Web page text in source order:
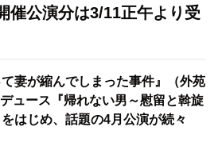
催公演分は3/11正午より受
妻が縮んでしまった事件』（外苑
ュース『帰れない男～慰留と斡旋
はじめ、話題の4月公演が続々